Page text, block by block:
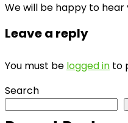
We will be happy to
Leave a reply
You must be logged in to
Search